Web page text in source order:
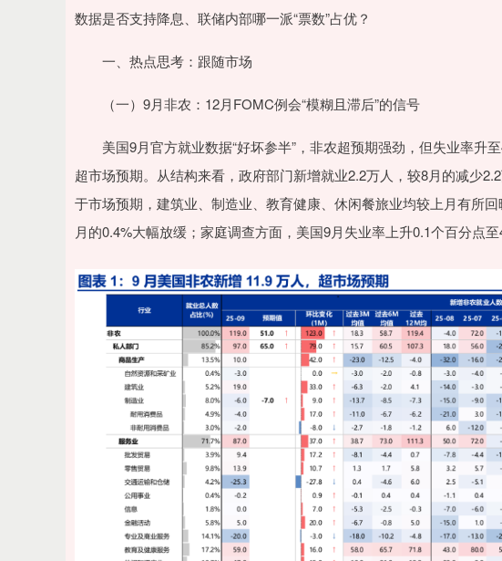
数据是否支持降息、联储内部哪一派“票数”占优？
一、热点思考：跟随市场
（一）9月非农：12月FOMC例会“模糊且滞后”的信号
美国9月官方就业数据“好坏参半”，非农超预期强劲，但失业率升至
超市场预期。从结构来看，政府部门新增就业2.2万人，较8月的减少
于市场预期，建筑业、制造业、教育健康、休闲餐旅业均较上月有所
月的0.4%大幅放缓；家庭调查方面，美国9月失业率上升0.1个百分点